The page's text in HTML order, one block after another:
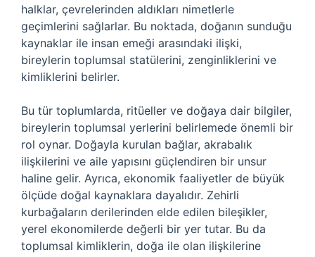
halklar, çevrelerinden aldıkları nimetlerle
geçimlerini sağlarlar. Bu noktada, doğanın sunduğu
kaynaklar ile insan emeği arasındaki ilişki,
bireylerin toplumsal statülerini, zenginliklerini ve
kimliklerini belirler.
Bu tür toplumlarda, ritüeller ve doğaya dair bilgiler,
bireylerin toplumsal yerlerini belirlemede önemli bir
rol oynar. Doğayla kurulan bağlar, akrabalık
ilişkilerini ve aile yapısını güçlendiren bir unsur
haline gelir. Ayrıca, ekonomik faaliyetler de büyük
ölçüde doğal kaynaklara dayalıdır. Zehirli
kurbağaların derilerinden elde edilen bileşikler,
yerel ekonomilerde değerli bir yer tutar. Bu da
toplumsal kimliklerin, doğa ile olan ilişkilerine